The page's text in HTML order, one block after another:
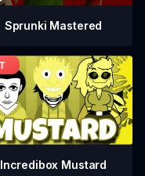
Sprunki Mastered
Incredibox Mustard